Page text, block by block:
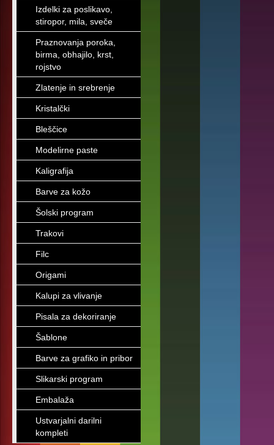
Izdelki za poslikavo,
stiropor, mila, sveče
Praznovanja poroka,
birma, obhajilo, krst,
rojstvo
Zlatenje in srebrenje
Kristalčki
Bleščice
Modelirne paste
Kaligrafija
Barve za kožo
Šolski program
Trakovi
Filc
Origami
Kalupi za vlivanje
Pisala za dekoriranje
Šablone
Barve za grafiko in pribor
Slikarski program
Embalaža
Ustvarjalni darilni
kompleti